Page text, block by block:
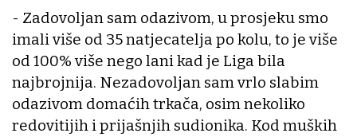
- Zadovoljan sam odazivom, u prosjeku smo
imali više od 35 natjecatelja po kolu, to je više
od 100% više nego lani kad je Liga bila
najbrojnija. Nezadovoljan sam vrlo slabim
odazivom domaćih trkača, osim nekoliko
redovitijih i prijašnjih sudionika. Kod muških